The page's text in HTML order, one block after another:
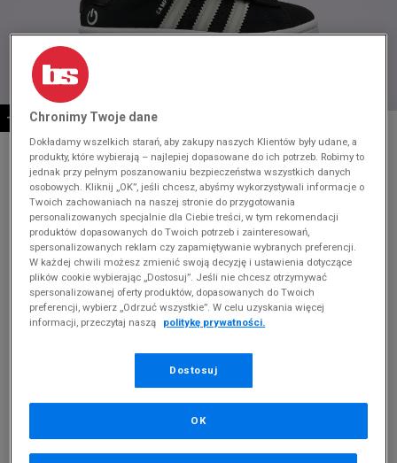
-10% ZA MIN. 500 ZŁ KOD: SUM10
* Zdjęcie poglądowe
ADIDAS CAMPUS 00S LED LIGHTS CF EL C
Produkt pochodzi z końcówek aktualnych kolekcji, ubiegłych
sezonów lub z ekspozycji.Szczegóły.
349,99 zł cena rekomendowana przez producenta
269,99 zł
Kolor:czarny
Chronimy Twoje dane
Dokładamy wszelkich starań, aby zakupy naszych Klientów były udane, a
produkty, które wybierają – najlepiej dopasowane do ich potrzeb. Robimy to
jednak przy pełnym poszanowaniu bezpieczeństwa wszystkich danych
osobowych. Kliknij „OK”, jeśli chcesz, abyśmy wykorzystywali informacje o
Twoich zachowaniach na naszej stronie do przygotowania
personalizowanych specjalnie dla Ciebie treści, w tym rekomendacji
produktów dopasowanych do Twoich potrzeb i zainteresowań,
spersonalizowanych reklam czy zapamiętywanie wybranych preferencji.
W każdej chwili możesz zmienić swoją decyzję i ustawienia dotyczące
plików cookie wybierając „Dostosuj”. Jeśli nie chcesz otrzymywać
spersonalizowanej oferty produktów, dopasowanych do Twoich
preferencji, wybierz „Odrzuć wszystkie”. W celu uzyskania więcej
informacji, przeczytaj naszą
politykę prywatności.
Dostosuj
OK